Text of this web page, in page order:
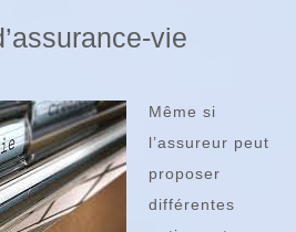
vie
Même si
l’assureur peut
proposer
différentes